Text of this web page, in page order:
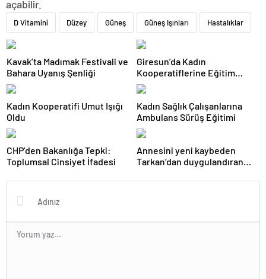
açabilir.
D Vitamini Düzey Güneş Güneş Işınları Hastalıklar
Kavak’ta Madımak Festivali ve
Bahara Uyanış Şenliği
Giresun’da Kadın
Kooperatiflerine Eğitim
Desteği
Kadın Kooperatifi Umut Işığı
Oldu
Kadın Sağlık Çalışanlarına
Ambulans Sürüş Eğitimi
CHP’den Bakanlığa Tepki:
Toplumsal Cinsiyet İfadesi
Annesini yeni kaybeden
Tarkan’dan duygulandıran
yaşananları ilk kez anlattı